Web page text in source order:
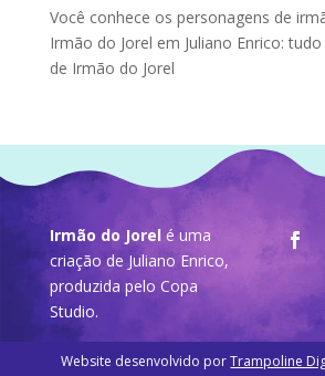
Você conhece os personagens de
Irmão do Jorel em Juliano Enrico:
de Irmão do Jorel
Irmão do Jorelé uma
criação de Juliano Enrico,
produzida pelo Copa
Studio.
Website desenvolvido porTrampoline